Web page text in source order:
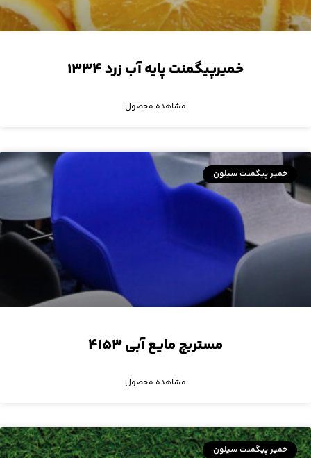
خمیرپیگمنت پایه آب زرد ۱۳۳۴
مشاهده محصول
خمیر پیگمنت سیلون
مستربچ مایع آبی ۴۱۵۳
مشاهده محصول
خمیر پیگمنت سیلون